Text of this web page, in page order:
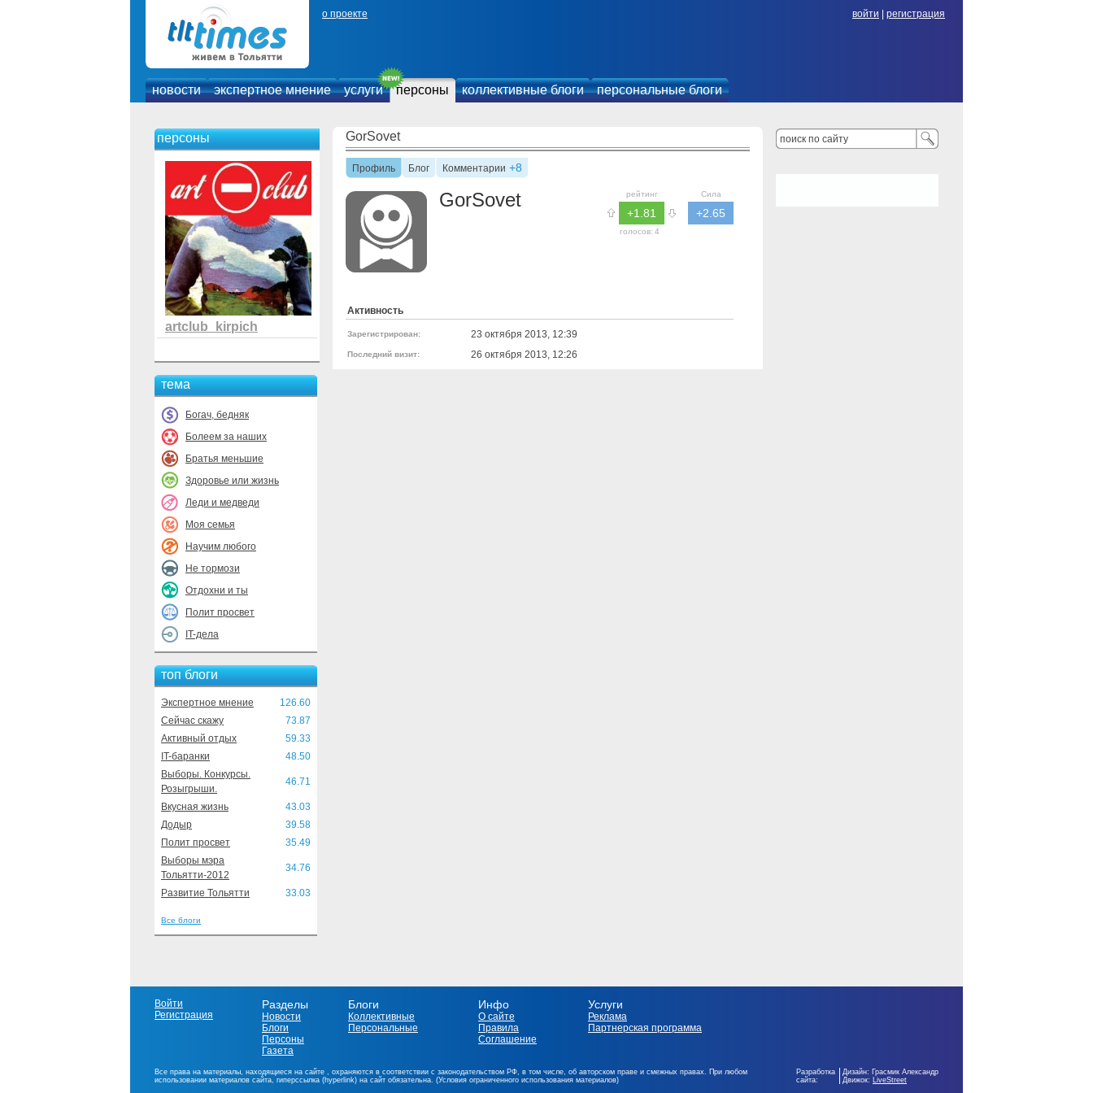
о проекте войти регистрация
новости экспертное мнение услуги персоны коллективные блоги персональные блоги
персоны
artclub_kirpich
тема
Богач, бедняк
Болеем за наших
Братья меньшие
Здоровье или жизнь
Леди и медведи
Моя семья
Научим любого
Не тормози
Отдохни и ты
Полит просвет
IT-дела
топ блоги
Экспертное мнение
126.60
Сейчас скажу
73.87
Активный отдых
59.33
IT-баранки
48.50
Выборы. Конкурсы.
Розыгрыши.
46.71
Вкусная жизнь
43.03
Додыр
39.58
Полит просвет
35.49
Выборы мэра
Тольятти-2012
34.76
Развитие Тольятти 33.03
Все блоги
GorSovet
Профиль Блог Комментарии +8
Сила
+2.65
рейтинг
+1.81
голосов: 4
GorSovet
Активность
Зарегистрирован: 23 октября 2013, 12:39
Последний визит: 26 октября 2013, 12:26
Войти
Регистрация
Разделы
Новости
Блоги
Персоны
Газета
Блоги
Коллективные
Персональные
Инфо
О сайте
Правила
Соглашение
Услуги
Реклама
Партнерская программа
Все права на материалы, находящиеся на сайте , охраняются в соответствии с законодательством РФ, в том числе, об авторском праве и смежных правах. При любом
использовании материалов сайта, гиперссылка (hyperlink) на сайт обязательна. (Условия ограниченного использования материалов)
Разработка
сайта:
Дизайн: Грасмик Александр
Движок: LiveStreet